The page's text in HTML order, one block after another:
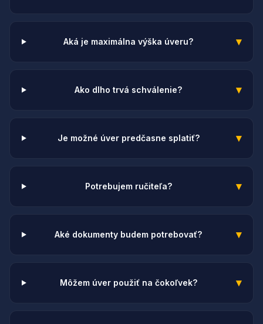
Aká je maximálna výška úveru? ▾
Ako dlho trvá schválenie? ▾
Je možné úver predčasne splatiť? ▾
Potrebujem ručiteľa? ▾
Aké dokumenty budem potrebovať? ▾
Môžem úver použiť na čokoľvek? ▾